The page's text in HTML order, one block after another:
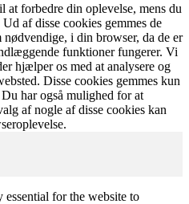
at forbedre din oplevelse, mens du
af disse cookies gemmes de
nødvendige, i din browser, da de er
funktioner fungerer. Vi
hjælper os med at analysere og
Disse cookies gemmes kun
har også mulighed for at
af nogle af disse cookies kan
essential for the website to